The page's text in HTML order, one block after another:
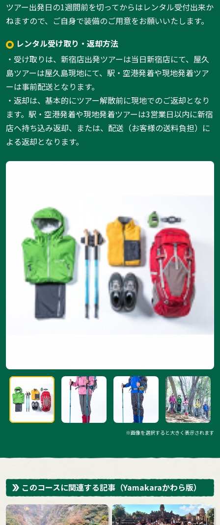
ツアー出発日の1週間前を切ってからはレンタル受付出来か
ねますので、ご自身で装備のご用意をお願いいたします。
レンタル受け取り・返却方法
・受け取りは、新宿店出発ツアーは当日新宿店にて、屋久
島ツアーは屋久島現地にて、駅・空港発着や現地発着ツア
ーは事前配送となります。
・返却は、基本的にツアー解散前に現地でのご返却となり
ます。駅・空港発着や現地発着ツアーは3営業日以内に新宿
店へ持ち込み返却、または、配送（お客様の送料負担）に
よる返却となります。
※画像を選択すると大きく表示されます
このコースに関連する記事 （Yamakaraかわら版）